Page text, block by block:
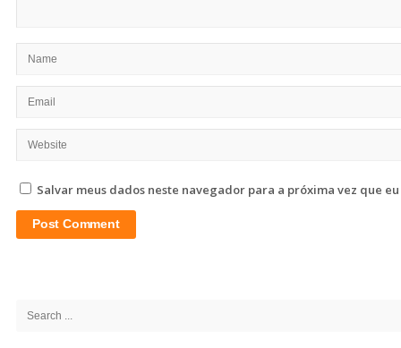
Salvar meus dados neste navegador para a próxima vez que